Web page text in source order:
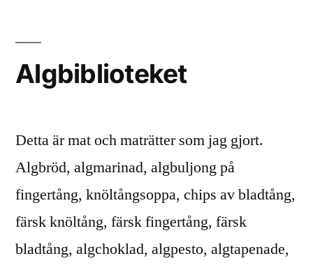
Algbiblioteket
Detta är mat och maträtter som jag gjort.
Algbröd, algmarinad, algbuljong på
fingertång, knöltångsoppa, chips av bladtång,
färsk knöltång, färsk fingertång, färsk
bladtång, algchoklad, algpesto, algtapenade,